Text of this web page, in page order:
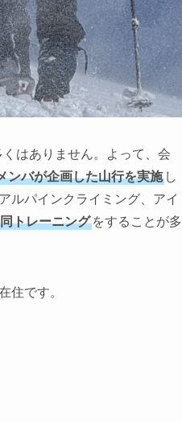
はありません。よって、会
ンバが企画した山行を実施 し
ルパインクライミング、アイ
トレーニング をすることが多
住です。